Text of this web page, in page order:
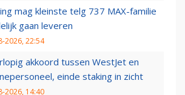
mag kleinste telg 737 MAX-familie
gaan leveren
2026, 22:54
akkoord tussen WestJet en
einde staking in zicht
2026, 14:40